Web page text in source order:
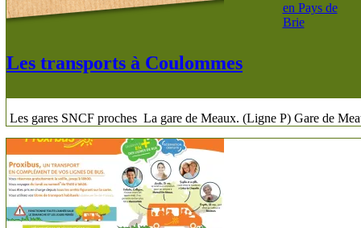
en Pays de
Brie
Les transports à Coulommes
Les gares SNCF proches La gare de Meaux. (Ligne P)​ Gare de